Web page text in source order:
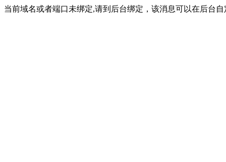
当前域名或者端口未绑定,请到后台绑定，该消息可以在后台自